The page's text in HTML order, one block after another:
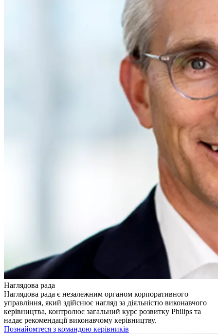
Наглядова рада
Наглядова рада є незалежним органом корпоративного
управління, який здійснює нагляд за діяльністю виконавчого
керівництва, контролює загальний курс розвитку Philips та
надає рекомендації виконавчому керівництву.
Познайомтеся з командою керівників